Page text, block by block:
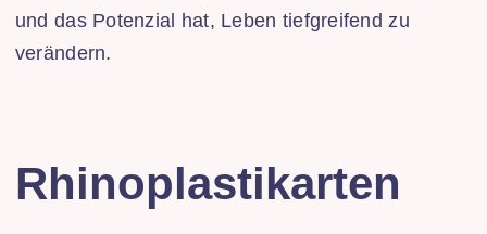
und das Potenzial hat, Leben tiefgreifend zu
verändern.
Rhinoplastikarten